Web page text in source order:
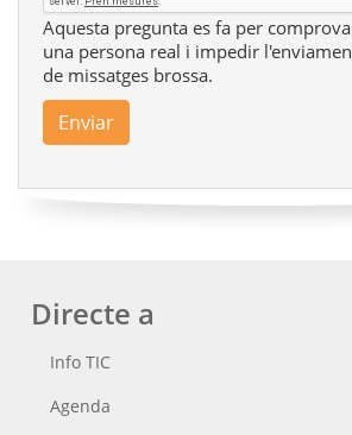
Aquesta pregunta es fa per
una persona real i impedir
de missatges brossa.
Enviar
Directe a
Info TIC
Agenda